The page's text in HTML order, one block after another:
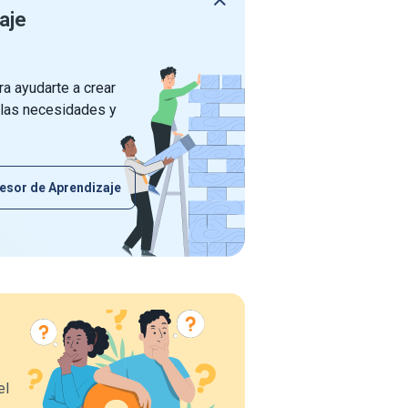
ayudarte a crear
necesidades y
de Aprendizaje